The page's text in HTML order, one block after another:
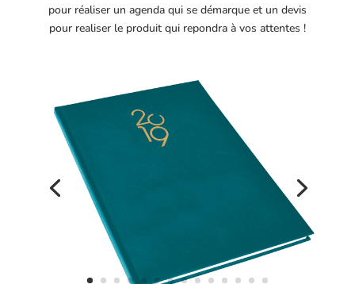
pour réaliser un agenda qui se démarque et un devis
pour realiser le produit qui repondra à vos attentes !